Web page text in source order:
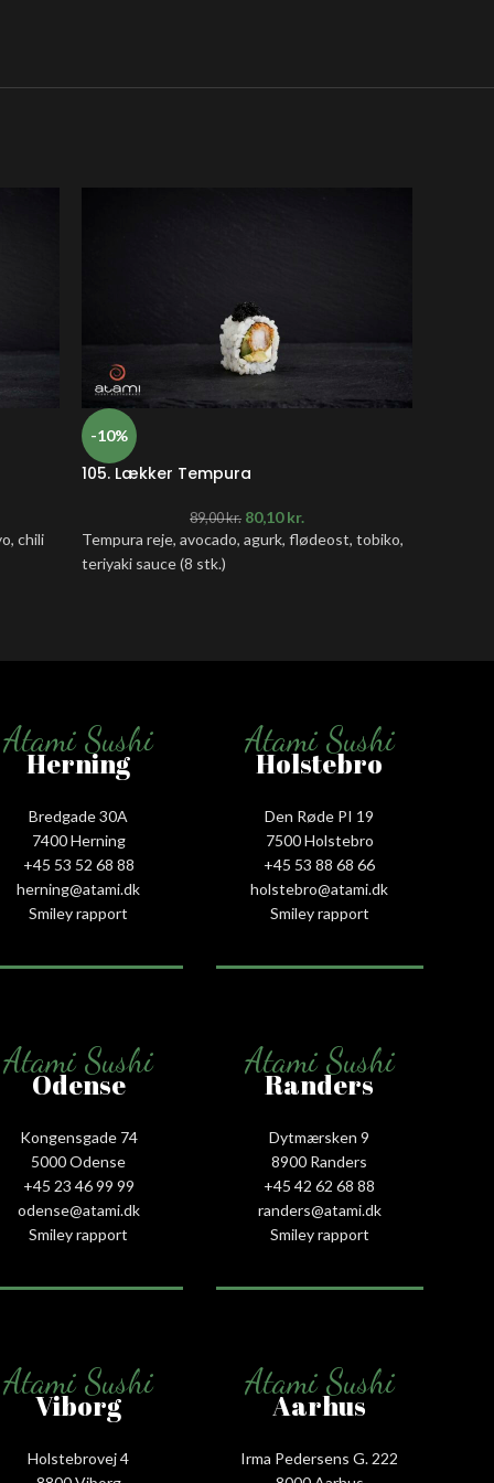
chili
-10%
105. Lækker Tempura
89,00kr. 80,10kr.
Tempura reje, avocado, agurk, flødeost, tobiko,
teriyaki sauce (8 stk.)
Atami Sushi
Herning
Bredgade 30A
7400 Herning
+45 53 52 68 88
herning@atami.dk
Smiley rapport
Atami Sushi
Holstebro
Den Røde PI 19
7500 Holstebro
+45 53 88 68 66
holstebro@atami.dk
Smiley rapport
Atami Sushi
Odense
Kongensgade 74
5000 Odense
+45 23 46 99 99
odense@atami.dk
Smiley rapport
Atami Sushi
Randers
Dytmærsken 9
8900 Randers
+45 42 62 68 88
randers@atami.dk
Smiley rapport
Atami Sushi
Viborg
Holstebrovej 4
Atami Sushi
Aarhus
Irma Pedersens G. 222